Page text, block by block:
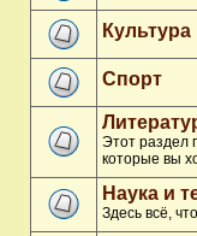
Спорт
Этот раздел
которые вы
Наука и
Здесь всё,